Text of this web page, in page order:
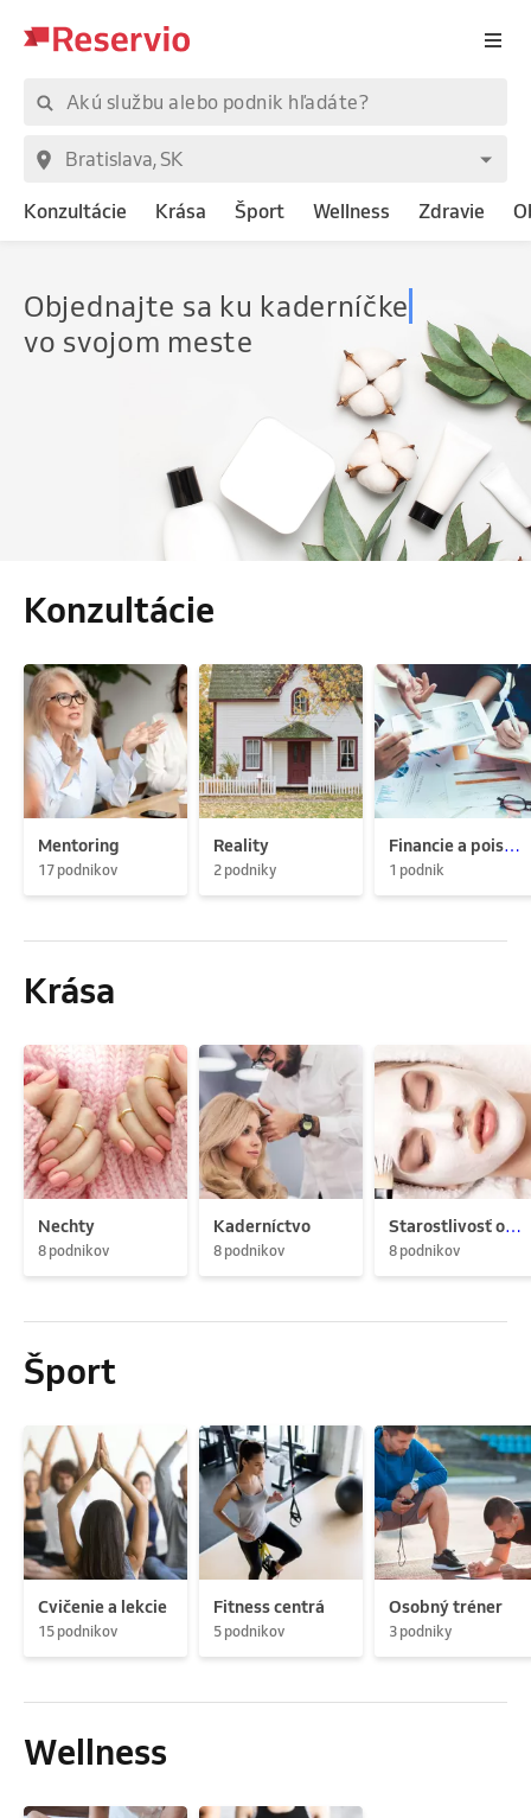
Konzultácie Krása Šport Wellness Zdravie
Objednajte sa ku kaderníčke
vo svojom meste
Konzultácie
Mentoring
17 podnikov
Reality
2 podniky
Financie a poistenie
1 podnik
Krása
Nechty
8 podnikov
Kaderníctvo
8 podnikov
Starostlivosť o pleť
8 podnikov
Šport
Cvičenie a lekcie
15 podnikov
Fitness centrá
5 podnikov
Osobný tréner
3 podniky
Wellness